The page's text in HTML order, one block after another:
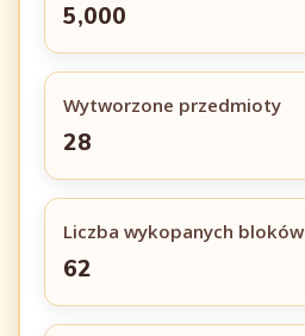
5,000
Wytworzone przedmioty
28
Liczba wykopanych bloków
62